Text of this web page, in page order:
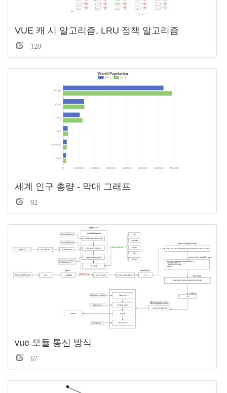
VUE 캐 시 알고리즘, LRU 정책 알고리즘
120
세계 인구 총량 - 막대 그래프
92
vue 모듈 통신 방식
67